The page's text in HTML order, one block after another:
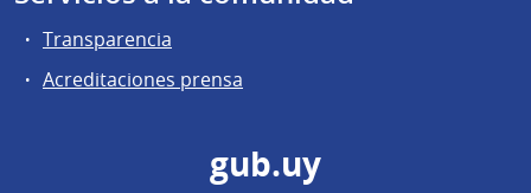
Transparencia
Acreditaciones prensa
gub.uy